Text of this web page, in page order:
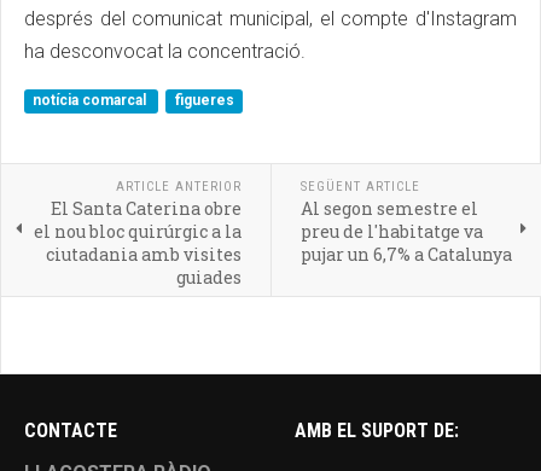
després del comunicat municipal, el compte d'Instagram
ha desconvocat la concentració.
notícia comarcal figueres
ARTICLE ANTERIOR
El Santa Caterina obre
el nou bloc quirúrgic a la
ciutadania amb visites
guiades
SEGÜENT ARTICLE
Al segon semestre el
preu de l'habitatge va
pujar un 6,7% a Catalunya
CONTACTE
AMB EL SUPORT DE: